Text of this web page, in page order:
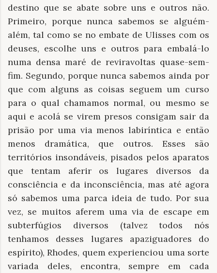
destino que se abate sobre uns e outros não.
Primeiro, porque nunca sabemos se alguém-
além, tal como se no embate de Ulisses com os
deuses, escolhe uns e outros para embalá-lo
numa densa maré de reviravoltas quase-sem-
fim. Segundo, porque nunca sabemos ainda por
que com alguns as coisas seguem um curso
para o qual chamamos normal, ou mesmo se
aqui e acolá se virem presos consigam sair da
prisão por uma via menos labiríntica e então
menos dramática, que outros. Esses são
territórios insondáveis, pisados pelos aparatos
que tentam aferir os lugares diversos da
consciência e da inconsciência, mas até agora
só sabemos uma parca ideia de tudo. Por sua
vez, se muitos aferem uma via de escape em
subterfúgios diversos (talvez todos nós
tenhamos desses lugares apaziguadores do
espírito), Rhodes, quem experienciou uma sorte
variada deles, encontra, sempre em cada